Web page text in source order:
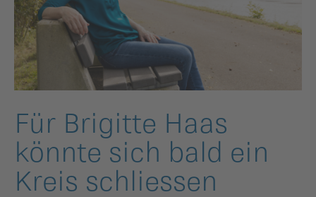
uns
Parteisekretariat
Für Brigitte Haas
könnte sich bald ein
Kreis schliessen